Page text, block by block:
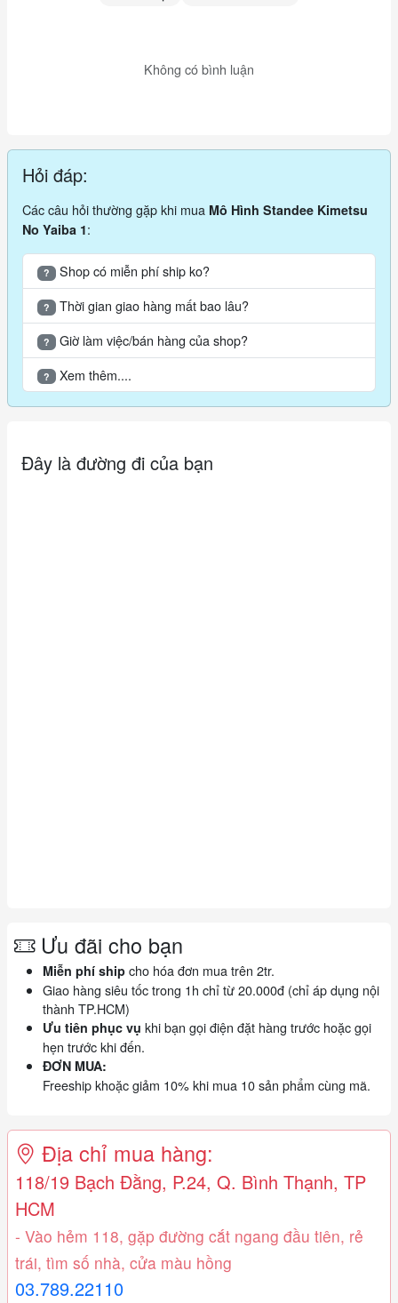
Không có bình luận
Hỏi đáp:
Các câu hỏi thường gặp khi mua Mô Hình Standee Kimetsu
No Yaiba 1:
? Shop có miễn phí ship ko?
? Thời gian giao hàng mất bao lâu?
? Giờ làm việc/bán hàng của shop?
? Xem thêm....
Đây là đường đi của bạn
Ưu đãi cho bạn
Miễn phí ship cho hóa đơn mua trên 2tr.
Giao hàng siêu tốc trong 1h chỉ từ 20.000đ (chỉ áp dụng nội
thành TP.HCM)
Ưu tiên phục vụ khi bạn gọi điện đặt hàng trước hoặc gọi
hẹn trước khi đến.
ĐƠN MUA:
Freeship khoặc giảm 10% khi mua 10 sản phẩm cùng mã.
Địa chỉ mua hàng:
118/19 Bạch Đằng, P.24, Q. Bình Thạnh, TP
HCM
- Vào hẻm 118, gặp đường cắt ngang đầu tiên, rẻ
trái, tìm số nhà, cửa màu hồng
03.789.22110